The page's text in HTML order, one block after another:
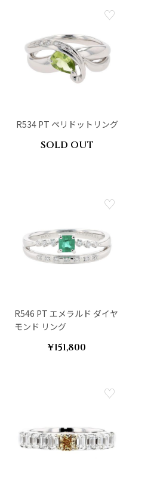
R534 PT ペリドットリング
SOLD OUT
R546 PT エメラルド ダイヤ
モンド リング
¥151,800